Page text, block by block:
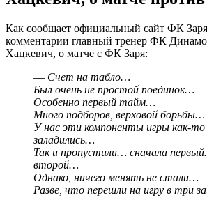
Как сообщает официальный сайт ФК
комментарии главный тренер ФК
Хацкевич, о матче с ФК Заря:
— Счет на табло…
Был очень не простой поединок…
Особенно первый тайм…
Много подборов, верховой борьбы…
У нас эти компоненты игры как-то
заладились…
Так и пропустили… сначала
второй…
Однако, ничего менять не стали…
Разве, что перешли на игру в три